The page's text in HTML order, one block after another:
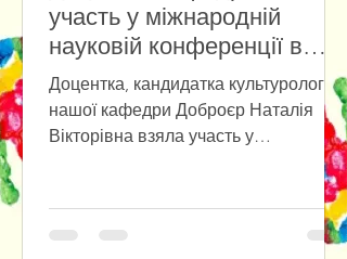
участь у міжнародній
науковій конференції в
Університеті Вроцлава
Доцентка, кандидатка культурології
нашої кафедри Доброєр Наталія
Вікторівна взяла участь у
науковій конференції «Przyszłość już
tu jest. Polska–Ukraina–Europa: Nowy